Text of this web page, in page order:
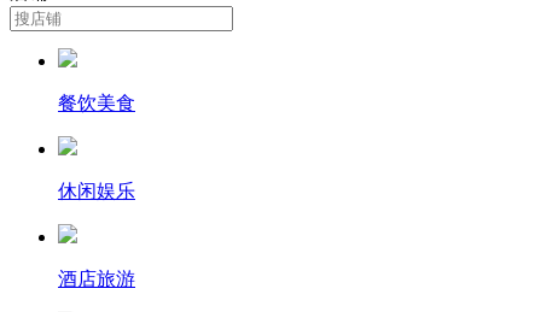
餐饮美食
休闲娱乐
酒店旅游